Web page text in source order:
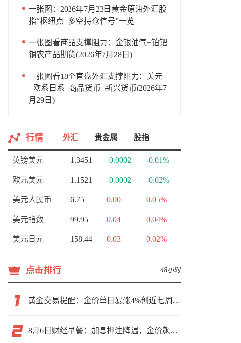
一张图：2026年7月23日黄金原油外汇股
指“枢纽点+多空持仓信号”一览
一张图看商品支撑阻力：金银油气+铂钯
铜农产品期货(2026年7月28日)
一张图看18个直盘外汇支撑阻力：美元
+欧系日系+商品货币+新兴货币(2026年7
月29日)
行情 外汇 贵金属 股指
英镑美元 1.3451 -0.0002 -0.01%
欧元美元 1.1521 -0.0002 -0.02%
美元人民币 6.75 0.00 0.05%
美元指数 99.95 0.04 0.04%
美元日元 158.44 0.03 0.02%
点击排行 48小时
黄金交易提醒：金价单日暴涨4%创近七周新高，加息预期降温叠加霍尔木兹“暂停信号”，牛市重启了？
8月6日财经早餐：加息押注降温，金价飙升至近两个月高位，地缘缓和预期，美油75关口拉锯